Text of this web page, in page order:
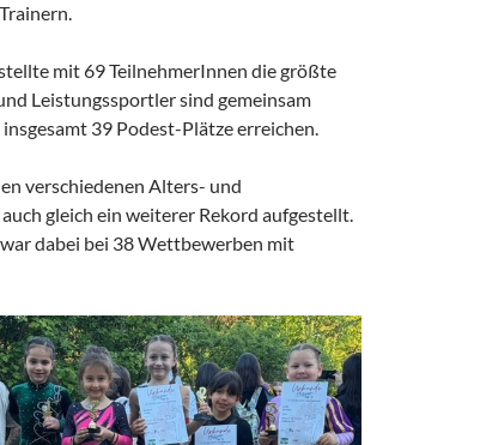
mit 69 TeilnehmerInnen die größte
Leistungssportler sind gemeinsam
39 Podest-Plätze erreichen.
verschiedenen Alters- und
gleich ein weiterer Rekord aufgestellt.
dabei bei 38 Wettbewerben mit